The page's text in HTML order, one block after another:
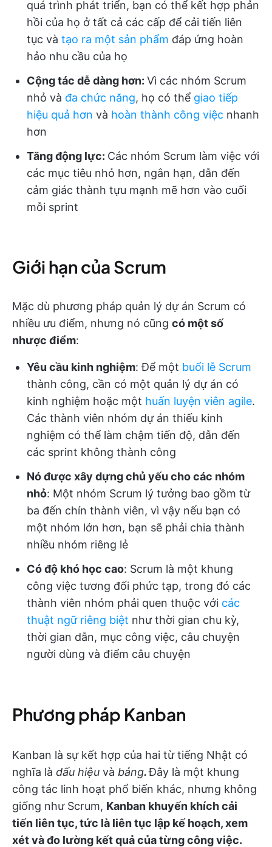
quá trình phát triển, bạn có thể kết hợp phản
hồi của họ ở tất cả các cấp để cải tiến liên
tục và tạo ra một sản phẩm đáp ứng hoàn
hảo nhu cầu của họ
Cộng tác dễ dàng hơn: Vì các nhóm Scrum
nhỏ và đa chức năng, họ có thể giao tiếp
hiệu quả hơn và hoàn thành công việc nhanh
hơn
Tăng động lực: Các nhóm Scrum làm việc với
các mục tiêu nhỏ hơn, ngắn hạn, dẫn đến
cảm giác thành tựu mạnh mẽ hơn vào cuối
mỗi sprint
Giới hạn của Scrum
Mặc dù phương pháp quản lý dự án Scrum có
nhiều ưu điểm, nhưng nó cũng có một số
nhược điểm:
Yêu cầu kinh nghiệm: Để một buổi lễ Scrum
thành công, cần có một quản lý dự án có
kinh nghiệm hoặc một huấn luyện viên agile.
Các thành viên nhóm dự án thiếu kinh
nghiệm có thể làm chậm tiến độ, dẫn đến
các sprint không thành công
Nó được xây dựng chủ yếu cho các nhóm
nhỏ: Một nhóm Scrum lý tưởng bao gồm từ
ba đến chín thành viên, vì vậy nếu bạn có
một nhóm lớn hơn, bạn sẽ phải chia thành
nhiều nhóm riêng lẻ
Có độ khó học cao: Scrum là một khung
công việc tương đối phức tạp, trong đó các
thành viên nhóm phải quen thuộc với các
thuật ngữ riêng biệt như thời gian chu kỳ,
thời gian dẫn, mục công việc, câu chuyện
người dùng và điểm câu chuyện
Phương pháp Kanban
Kanban là sự kết hợp của hai từ tiếng Nhật có
nghĩa là dấu hiệu và bảng.Đây là một khung
công tác linh hoạt phổ biến khác, nhưng không
giống như Scrum, Kanban khuyến khích cải
tiến liên tục, tức là liên tục lập kế hoạch, xem
xét và đo lường kết quả của từng công việc.